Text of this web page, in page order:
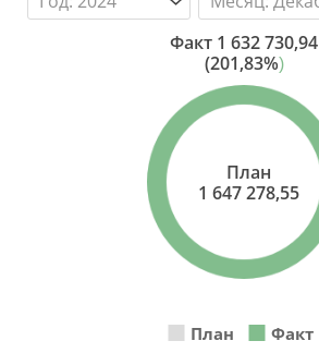
Факт 1 632 730,94
(201,83%)
План
1 647 278,55
План Факт